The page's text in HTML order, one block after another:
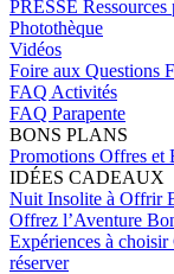
PRESSE Ressources
Photothèque
Vidéos
Foire aux Questions
FAQ Activités
FAQ Parapente
BONS PLANS
Promotions Offres et
IDÉES CADEAUX
Nuit Insolite à Offrir
Offrez l’Aventure
Expériences à choisir
réserver